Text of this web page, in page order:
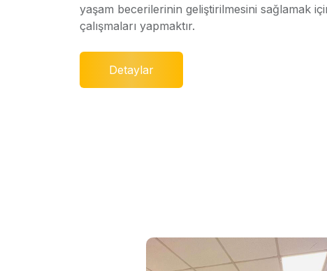
yaşam becerilerinin geliştirilmesini sağlamak
çalışmaları yapmaktır.
Detaylar